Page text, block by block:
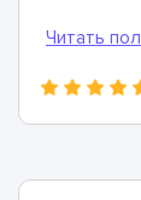
разобрали,